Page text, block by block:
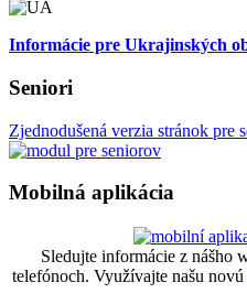
Informácie pre Ukrajinských
Seniori
Zjednodušená verzia stránok pre
Mobilná aplikácia
Sledujte informácie z nášho
telefónoch. Využívajte našu novú